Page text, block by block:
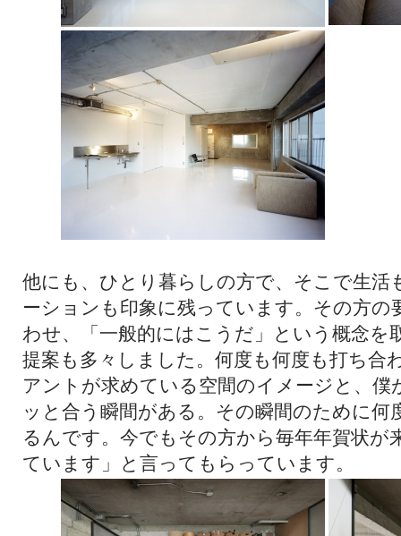
他にも、ひとり暮らしの方で、そこで生活
ーションも印象に残っています。その方
わせ、「一般的にはこうだ」という概念を
提案も多々しました。何度も何度も打ち合
アントが求めている空間のイメージと、
ッと合う瞬間がある。その瞬間のために何
るんです。今でもその方から毎年年賀状が
ています」と言ってもらっています。